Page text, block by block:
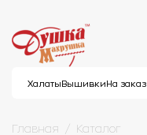
Халаты Вышивки На заказ
Главная Каталог